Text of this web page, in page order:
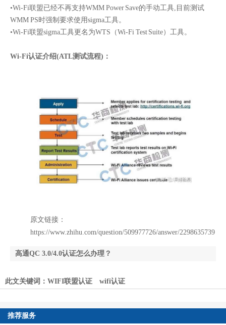
•Wi-Fi联盟已经不再支持WMM Power Save的手动工具,目前测试
WMM PS时强制要求使用sigma工具。
•Wi-Fi联盟sigma工具更名为WTS（Wi-Fi Test Suite）工具。
Wi-Fi认证介绍(ATL测试流程)：
原文链接：
https://www.zhihu.com/question/509977726/answer/2298635739
高通QC 3.0/4.0认证怎么办理？
车CarPlay认证？
此文关键词： WIFI联盟认证 wifi认证
推荐服务